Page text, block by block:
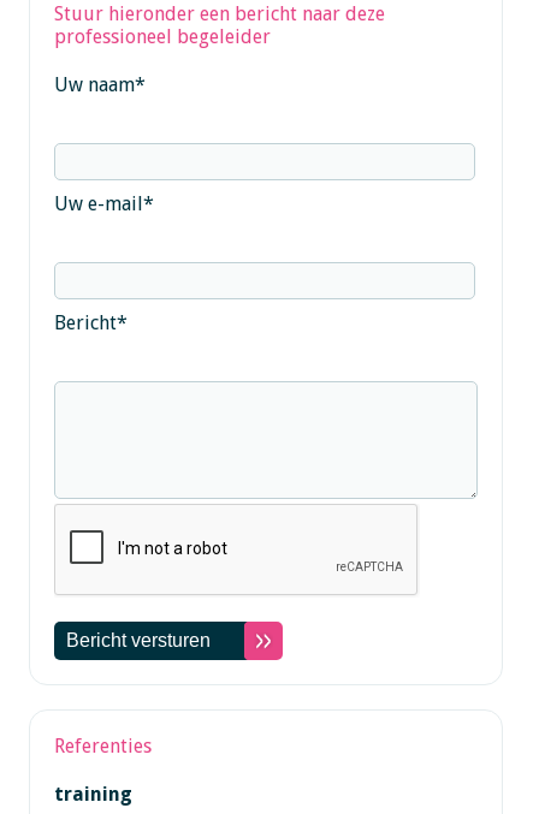
Stuur hieronder een bericht naar deze
professioneel begeleider
Uw naam*
Uw e-mail*
Bericht*
Referenties
training